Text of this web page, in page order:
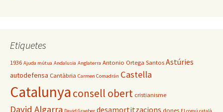
Etiquetes
1936 Ajuda mútua Andalusia Anglaterra Antonio Ortega Santos Astúries
autodefensa Cantàbria Carmen Comadrán Castella
Catalunya consell obert cristianisme
David Algarra desamortitzacions dones